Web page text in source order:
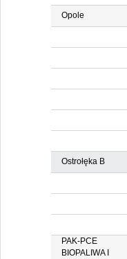
Opole
Ostrołęka B
PAK-PCE
BIOPALIWA I